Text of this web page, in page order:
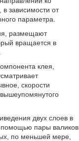
зависимости от
параметра.
размещают
вращается в
клея,
скорости
двух слоев в
помощью пары валиков
по меньшей мере,